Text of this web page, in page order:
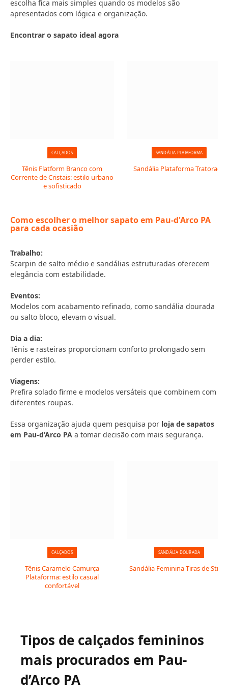
escolha fica mais simples quando os modelos são
apresentados com lógica e organização.
Encontrar o sapato ideal agora
CALÇADOS
Tênis Flatform Branco com
Corrente de Cristais: estilo urbano
e sofisticado
SANDÁLIA PLATAFORMA
Sandália Plataforma Tratorada
Como escolher o melhor sapato em Pau-d'Arco PA
para cada ocasião
Trabalho:
Scarpin de salto médio e sandálias estruturadas oferecem
elegância com estabilidade.
Eventos:
Modelos com acabamento refinado, como sandália dourada
ou salto bloco, elevam o visual.
Dia a dia:
Tênis e rasteiras proporcionam conforto prolongado sem
perder estilo.
Viagens:
Prefira solado firme e modelos versáteis que combinem com
diferentes roupas.
Essa organização ajuda quem pesquisa por loja de sapatos
em Pau-d’Arco PA a tomar decisão com mais segurança.
CALÇADOS
Tênis Caramelo Camurça
Plataforma: estilo casual
confortável
SANDÁLIA DOURADA
Sandália Feminina Tiras de
Tipos de calçados femininos
mais procurados em Pau-
d’Arco PA